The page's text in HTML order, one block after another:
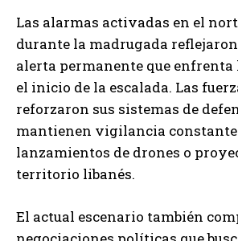
Las alarmas activadas en el
durante la madrugada
alerta permanente que enfrenta
el inicio de la escalada. Las
reforzaron sus sistemas de
mantienen vigilancia constante
lanzamientos de drones o
territorio libanés.
El actual escenario también